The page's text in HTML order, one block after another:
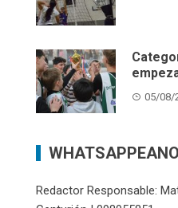
05/08/
Redactor Responsable: